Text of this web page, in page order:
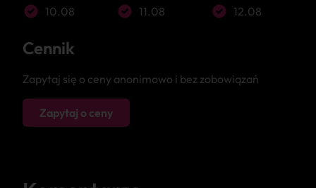
10.08
11.08 12.08
Cennik
Zapytaj się o ceny anonimowo i bez zobowiązań
Zapytaj o ceny